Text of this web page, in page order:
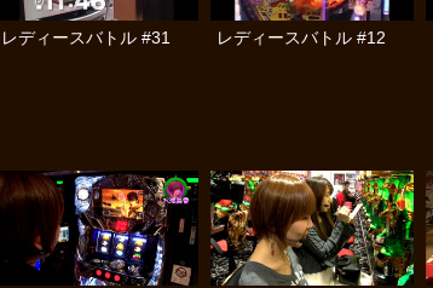
レディースバトル #31 レディースバトル #12